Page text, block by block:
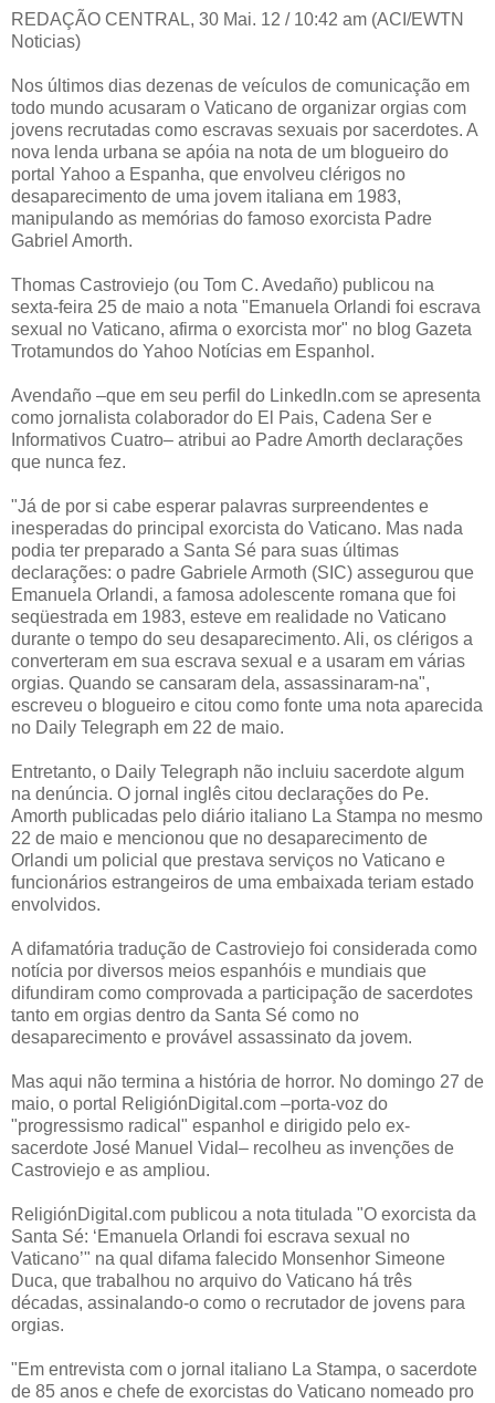
REDAÇÃO CENTRAL, 30 Mai. 12 / 10:42 am (ACI/EWTN
Noticias)
Nos últimos dias dezenas de veículos de comunicação em
todo mundo acusaram o Vaticano de organizar orgias com
jovens recrutadas como escravas sexuais por sacerdotes. A
nova lenda urbana se apóia na nota de um blogueiro do
portal Yahoo a Espanha, que envolveu clérigos no
desaparecimento de uma jovem italiana em 1983,
manipulando as memórias do famoso exorcista Padre
Gabriel Amorth.
Thomas Castroviejo (ou Tom C. Avedaño) publicou na
sexta-feira 25 de maio a nota "Emanuela Orlandi foi escrava
sexual no Vaticano, afirma o exorcista mor" no blog Gazeta
Trotamundos do Yahoo Notícias em Espanhol.
Avendaño –que em seu perfil do LinkedIn.com se apresenta
como jornalista colaborador do El Pais, Cadena Ser e
Informativos Cuatro– atribui ao Padre Amorth declarações
que nunca fez.
"Já de por si cabe esperar palavras surpreendentes e
inesperadas do principal exorcista do Vaticano. Mas nada
podia ter preparado a Santa Sé para suas últimas
declarações: o padre Gabriele Armoth (SIC) assegurou que
Emanuela Orlandi, a famosa adolescente romana que foi
seqüestrada em 1983, esteve em realidade no Vaticano
durante o tempo do seu desaparecimento. Ali, os clérigos a
converteram em sua escrava sexual e a usaram em várias
orgias. Quando se cansaram dela, assassinaram-na",
escreveu o blogueiro e citou como fonte uma nota aparecida
no Daily Telegraph em 22 de maio.
Entretanto, o Daily Telegraph não incluiu sacerdote algum
na denúncia. O jornal inglês citou declarações do Pe.
Amorth publicadas pelo diário italiano La Stampa no mesmo
22 de maio e mencionou que no desaparecimento de
Orlandi um policial que prestava serviços no Vaticano e
funcionários estrangeiros de uma embaixada teriam estado
envolvidos.
A difamatória tradução de Castroviejo foi considerada como
notícia por diversos meios espanhóis e mundiais que
difundiram como comprovada a participação de sacerdotes
tanto em orgias dentro da Santa Sé como no
desaparecimento e provável assassinato da jovem.
Mas aqui não termina a história de horror. No domingo 27 de
maio, o portal ReligiónDigital.com –porta-voz do
"progressismo radical" espanhol e dirigido pelo ex-
sacerdote José Manuel Vidal– recolheu as invenções de
Castroviejo e as ampliou.
ReligiónDigital.com publicou a nota titulada "O exorcista da
Santa Sé: ‘Emanuela Orlandi foi escrava sexual no
Vaticano’" na qual difama falecido Monsenhor Simeone
Duca, que trabalhou no arquivo do Vaticano há três
décadas, assinalando-o como o recrutador de jovens para
orgias.
"Em entrevista com o jornal italiano La Stampa, o sacerdote
de 85 anos e chefe de exorcistas do Vaticano nomeado pro